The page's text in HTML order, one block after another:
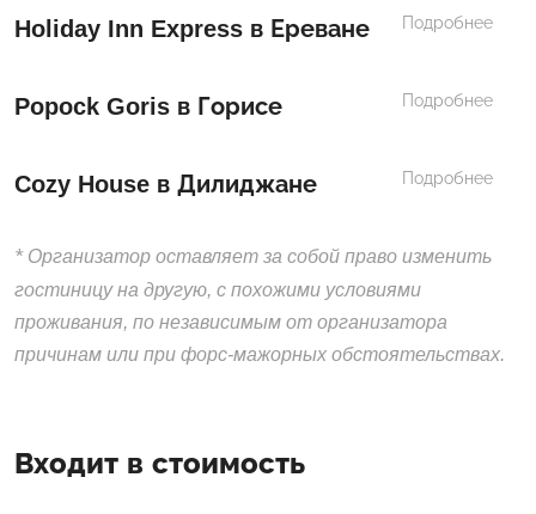
Holiday Inn Express в Ереване Подробнее
Popock Goris в Горисе Подробнее
Cozy House в Дилиджане Подробнее
*Организатор оставляет за собой право изменить
гостиницу на другую, с похожими условиями
проживания, по независимым от организатора
причинам или при форс-мажорных обстоятельствах.
Входит в стоимость